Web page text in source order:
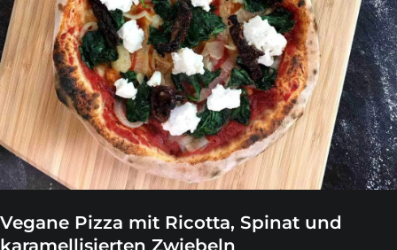
Vegane Pizza mit Ricotta, Spinat und
karamellisierten Zwiebeln